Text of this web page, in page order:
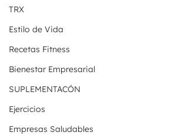
TRX
Estilo de Vida
Recetas Fitness
Bienestar Empresarial
SUPLEMENTACÓN
Ejercicios
Empresas Saludables